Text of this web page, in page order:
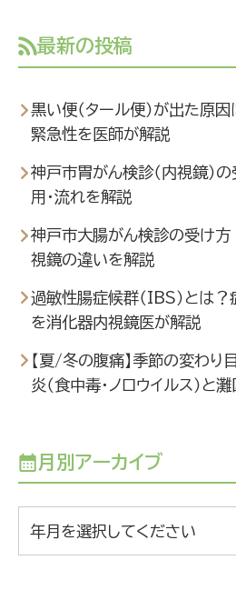
最新の投稿
黒い便（タール便）が出た原
緊急性を医師が解説
神戸市胃がん検診（内視鏡）
用・流れを解説
神戸市大腸がん検診の受け方
視鏡の違いを解説
過敏性腸症候群（IBS）とは？
を消化器内視鏡医が解説
【夏/冬の腹痛】季節の変わり
炎（食中毒・ノロウイルス）と
月別アーカイブ
年月を選択してください